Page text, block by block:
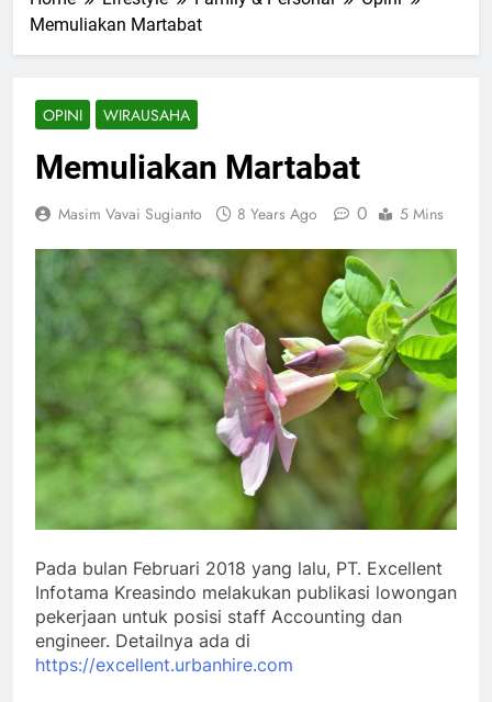
Memuliakan Martabat
OPINI WIRAUSAHA
Memuliakan Martabat
Masim Vavai Sugianto 8 Years Ago 0 5 Mins
Pada bulan Februari 2018 yang lalu, PT. Excellent
Infotama Kreasindo melakukan publikasi lowongan
pekerjaan untuk posisi staff Accounting dan
engineer. Detailnya ada di
https://excellent.urbanhire.com